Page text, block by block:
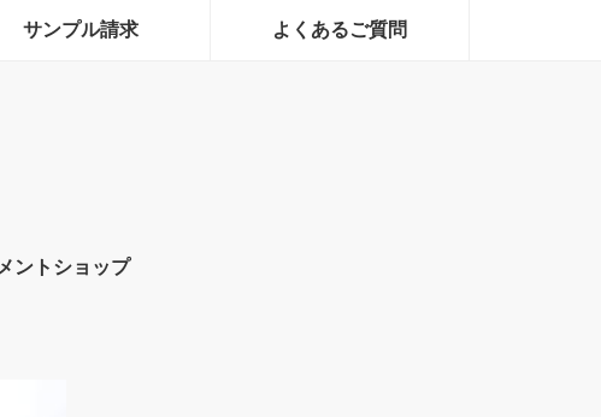
サンプル請求 よくあるご質問
ントショップ